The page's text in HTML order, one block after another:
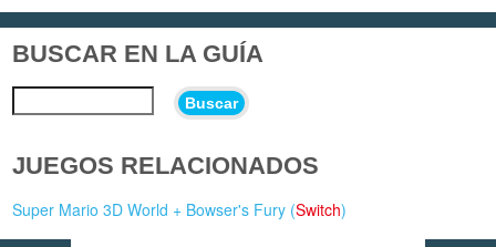
BUSCAR EN LA GUÍA
Buscar
JUEGOS RELACIONADOS
Super Mario 3D World + Bowser's Fury (Switch)